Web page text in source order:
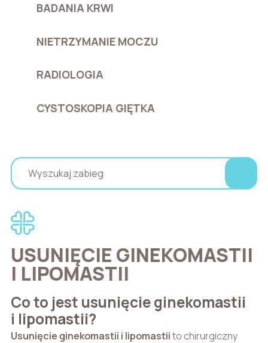
BADANIA KRWI
NIETRZYMANIE MOCZU
RADIOLOGIA
CYSTOSKOPIA GIĘTKA
USUNIĘCIE GINEKOMASTII
I LIPOMASTII
Co to jest usunięcie ginekomastii
i lipomastii?
Usunięcie ginekomastii i lipomastiito chirurgiczny